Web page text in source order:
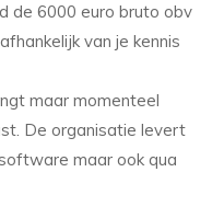
de 6000 euro bruto obv
van je kennis
maar momenteel
De organisatie levert
maar ook qua